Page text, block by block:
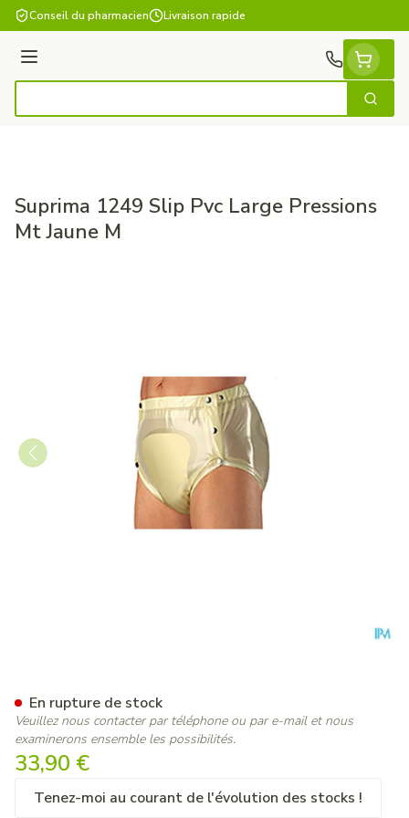
Aller au contenu
Conseil du pharmacien Livraison rapide
Menu
Suprima 1249 Slip Pvc Large Pressions
Mt Jaune M
33,90 €
Tenez-moi au courant de l'évolution des stocks !
En rupture de stock
Veuillez nous contacter par téléphone ou par e-mail et nous
examinerons ensemble les possibilités.